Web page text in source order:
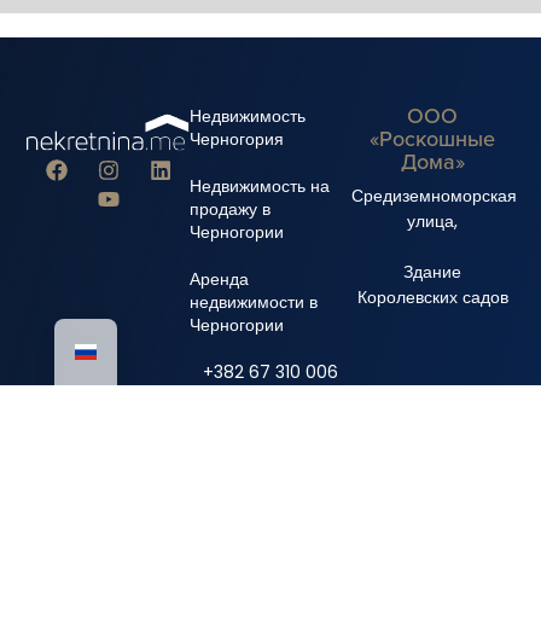
Недвижимость
Черногория
Недвижимость на
продажу в
Черногории
Аренда
недвижимости в
Черногории
+382 67 310 006
ООО
«Роскошные
Дома»
Средиземноморская
улица,
Здание
Королевских садов